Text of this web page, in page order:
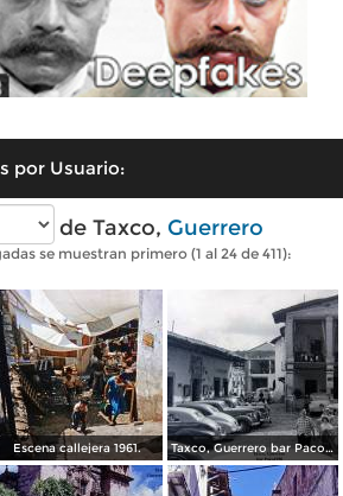
por Usuario:
de Taxco, Guerrero
se muestran primero (1 al 24 de 411):
Escena callejera 1961. Taxco, Guerrero bar Paco 1950